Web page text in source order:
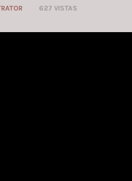
627 VISTAS